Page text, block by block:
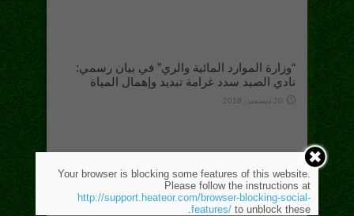
“وزارة الموارد المائية والري” في بيان رسمي:
نادي الصيد سدد غرامة تبديد وإهمال المياة
20 ديسمبر، 2018
Your browser is blocking some features of this website.
Please follow the instructions at
http://support.heateor.com/browser-blocking-social-
features/ to unblock these.